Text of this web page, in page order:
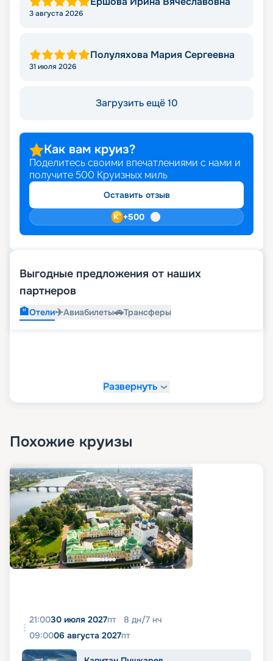
3 августа 2026
Полуляхова Мария Сергеевна
31 июля 2026
Загрузить ещё 10
Как вам круиз?
Поделитесь своими впечатлениями с нами и
получите 500 Круизных миль
Оставить отзыв
+500
Выгодные предложения от наших
партнеров
🏨Отели✈️Авиабилеты🚗Трансферы
Развернуть
Похожие круизы
21:0030 июля 2027пт 8 дн/7 нч
09:0006 августа 2027пт